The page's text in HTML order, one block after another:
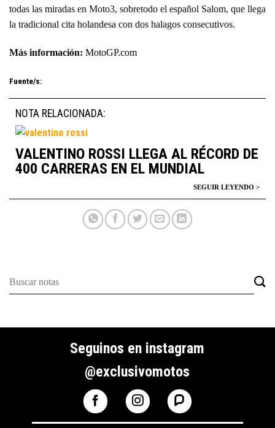
todas las miradas en Moto3, sobretodo el español Salom, que llega
la tradicional cita holandesa con dos halagos consecutivos.
Más información: MotoGP.com
Fuente/s:
NOTA RELACIONADA:
VALENTINO ROSSI LLEGA AL RÉCORD DE
400 CARRERAS EN EL MUNDIAL
Seguinos en instagram
@exclusivomotos